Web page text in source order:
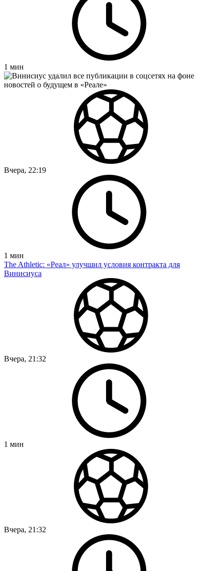
1 мин
Вчера, 22:19
1 мин
The Athletic: «Реал» улучшил условия контракта для
Винисиуса
Вчера, 21:32
1 мин
Вчера, 21:32